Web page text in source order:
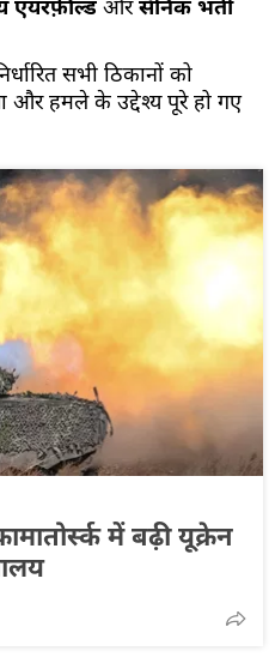
एयरफ़ील्ड औरसैनिक भर्ती
सभी ठिकानों को
और हमले के उद्देश्य पूरे हो गए
में बढ़ी यूक्रेन